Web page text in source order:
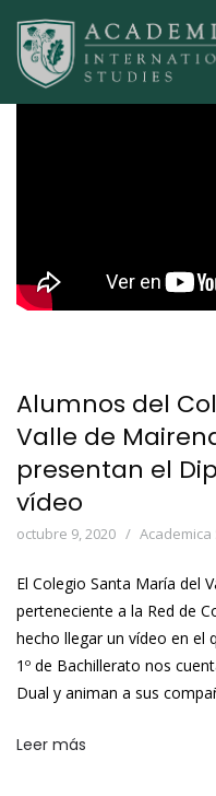
Alumnos del
Valle de
presentan el
vídeo
octubre 9, 2020 Academica
El Colegio Santa María del
perteneciente a la Red de
hecho llegar un vídeo en el
1º de Bachillerato nos
Dual y animan a sus
Leer más